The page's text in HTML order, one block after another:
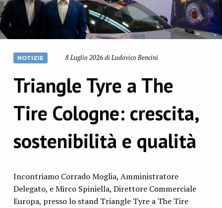
NOTIZIE 8 Luglio 2026 di Ludovico Bencini
Triangle Tyre a The
Tire Cologne: crescita,
sostenibilità e qualità
Incontriamo Corrado Moglia, Amministratore
Delegato, e Mirco Spiniella, Direttore Commerciale
Europa, presso lo stand Triangle Tyre a The Tire